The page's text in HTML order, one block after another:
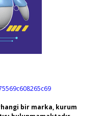
bir marka, kurum